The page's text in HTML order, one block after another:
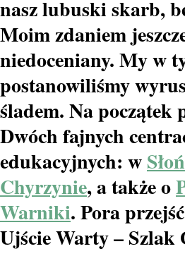
nasz lubuski skarb,
Moim zdaniem
niedoceniany. My w
postanowiliśmy
śladem. Na początek
Dwóch fajnych
edukacyjnych: w
Chyrzynie, a także o
Warniki. Pora
Ujście Warty – Szlak